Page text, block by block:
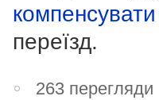
компенсувати
переїзд.
263 перегляди